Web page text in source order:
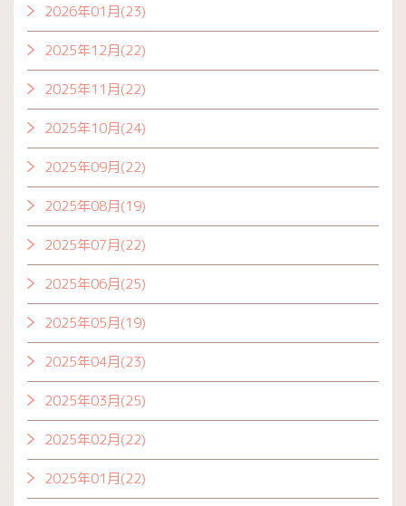
2026年01月(23)
2025年12月(22)
2025年11月(22)
2025年10月(24)
2025年09月(22)
2025年08月(19)
2025年07月(22)
2025年06月(25)
2025年05月(19)
2025年04月(23)
2025年03月(25)
2025年02月(22)
2025年01月(22)